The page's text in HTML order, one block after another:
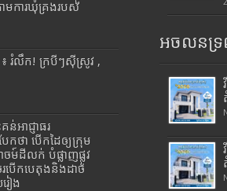
មការឃុំគ្រងរបស់
រំលឹក! ក្របីៗស៊ីស្រូវ ,
ន់អាជ្ញាធរ
កថា បើកដៃឲ្យក្រុម
ចម៍ដីលក់ បំផ្លាញផ្លូវ
បើកបេតុងនិងដាច់
ៀង
អចលនទ្រ